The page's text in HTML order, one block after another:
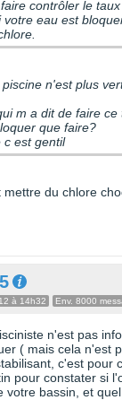
contrôler le
votre eau est
n'est plus
m a dit de faire
que faire?
c est gentil
mettre du chlore
à 14h32 Env. 8000
n'est pas
( mais cela n'est
c'est pour
pour constater si
votre bassin, et